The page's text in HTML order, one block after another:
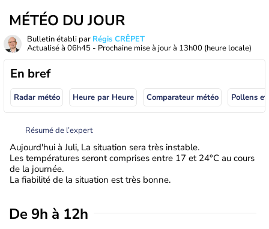
MÉTÉO DU JOUR
Bulletin établi par Régis CRÊPET
Actualisé à 06h45 - Prochaine mise à jour à 13h00 (heure locale)
En bref
Radar météo Heure par Heure Comparateur météo Pollens
Résumé de l’expert
Aujourd'hui à Juli, La situation sera très instable.
Les températures seront comprises entre 17 et 24°C au cours
de la journée.
La fiabilité de la situation est très bonne.
De 9h à 12h